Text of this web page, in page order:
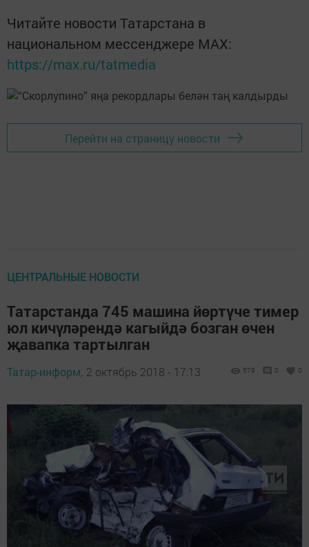
Читайте новости Татарстана в
национальном мессенджере MАХ:
https://max.ru/tatmedia
Перейти на страницу новости
ЦЕНТРАЛЬНЫЕ НОВОСТИ
Татарстанда 745 машина йөртүче тимер
юл кичүләрендә кагыйдә бозган өчен
җавапка тартылган
Татар-информ, 2 октябрь 2018 - 17:13 579 0 0